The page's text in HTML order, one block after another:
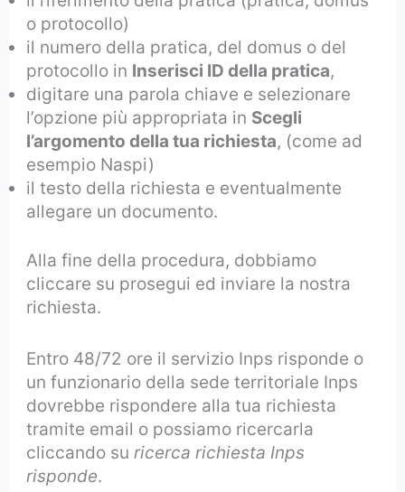
o protocollo)
il numero della pratica, del domus o del
protocollo in Inserisci ID della pratica,
digitare una parola chiave e selezionare
l’opzione più appropriata in Scegli
l’argomento della tua richiesta, (come ad
esempio Naspi)
il testo della richiesta e eventualmente
allegare un documento.
Alla fine della procedura, dobbiamo
cliccare su prosegui ed inviare la nostra
richiesta.
Entro 48/72 ore il servizio Inps risponde o
un funzionario della sede territoriale Inps
dovrebbe rispondere alla tua richiesta
tramite email o possiamo ricercarla
cliccando suricerca richiesta Inps
risponde.